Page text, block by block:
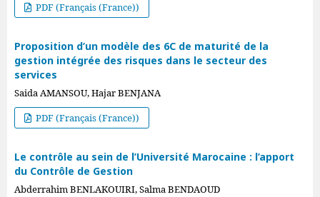
PDF (Français (France))
Proposition d’un modèle des 6C de maturité de la
gestion intégrée des risques dans le secteur des
services
Saida AMANSOU, Hajar BENJANA
PDF (Français (France))
Le contrôle au sein de l’Université Marocaine : l’apport
du Contrôle de Gestion
Abderrahim BENLAKOUIRI, Salma BENDAOUD